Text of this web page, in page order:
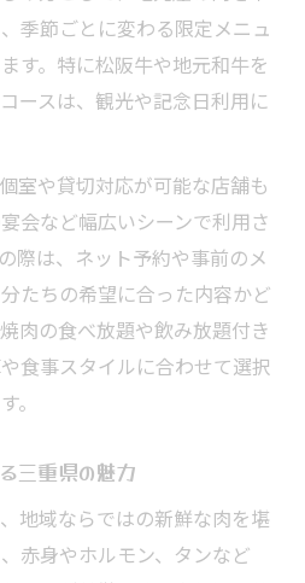
季節ごとに変わる限定メニュ
す。特に松阪牛や地元和牛を
ースは、観光や記念日利用に
室や貸切対応が可能な店舗も
会など幅広いシーンで利用さ
際は、ネット予約や事前のメ
たちの希望に合った内容かど
肉の食べ放題や飲み放題付き
食事スタイルに合わせて選択
。
三重県の魅力
地域ならではの新鮮な肉を堪
赤身やホルモン、タンなど